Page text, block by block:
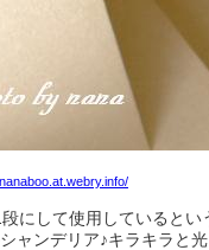
にして使用していると
ャンデリア♪キラキラと